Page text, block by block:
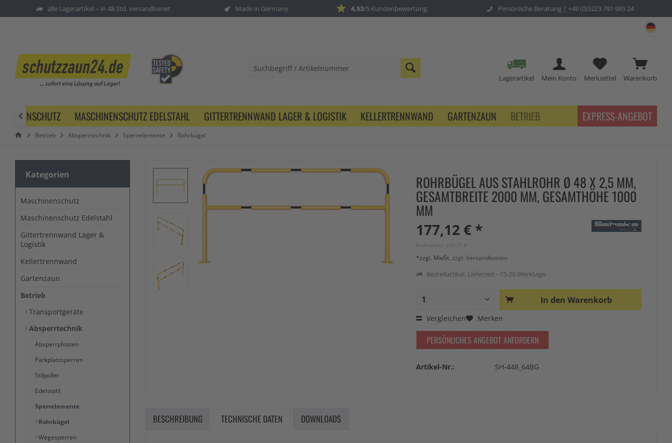
alle Lagerartikel – in 48 Std. versandbereit Made in Germany 4,53/5 Kundenbewertung Persönliche Beratung | +49 (0)5223 791 995 24
Warenkorb
Merkzettel
Mein Konto
Lagerartikel
MASCHINENSCHUTZ EDELSTAHL GITTERTRENNWAND LAGER & LOGISTIK KELLERTRENNWAND GARTENZAUN BETRIEB
 EXPRESS-ANGEBOT
Betrieb Absperrtechnik Sperrelemente Rohrbügel
Kategorien
Maschinenschutz
Maschinenschutz Edelstahl
Gittertrennwand Lager &
Logistik
Kellertrennwand
Gartenzaun
Betrieb
Transportgeräte
Absperrtechnik
Absperrpfosten
Parkplatzsperren
Stilpoller
Edelstahl
Sperrelemente
Rohrbügel
Wegesperren
ROHRBÜGEL AUS STAHLROHR Ø 48 X 2,5 MM,
GESAMTBREITE 2000 MM, GESAMTHÖHE 1000
MM
177,12 € *
Bruttopreis: 210,77 €
*zzgl. MwSt. zzgl. Versandkosten
Bestellartikel. Lieferzeit - 15-20 Werktage
In den Warenkorb
Vergleichen Merken
PERSÖNLICHES ANGEBOT ANFORDERN
Artikel-Nr.: SH-448_64BG
BESCHREIBUNG TECHNISCHE DATEN DOWNLOADS